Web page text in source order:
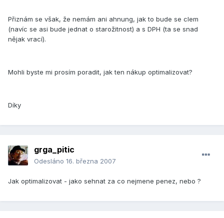
Přiznám se však, že nemám ani ahnung, jak to bude se clem
(navíc se asi bude jednat o starožitnost) a s DPH (ta se snad
nějak vrací).
Mohli byste mi prosím poradit, jak ten nákup optimalizovat?
Díky
grga_pitic
Odesláno 16. března 2007
Jak optimalizovat - jako sehnat za co nejmene penez, nebo ?